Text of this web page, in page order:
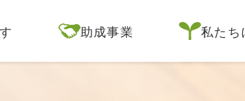
助成事業 私たち